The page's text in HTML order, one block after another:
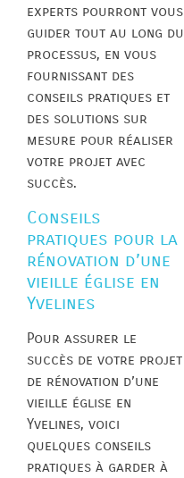
experts pourront vous
guider tout au long du
processus, en vous
fournissant des
conseils pratiques et
des solutions sur
mesure pour réaliser
votre projet avec
succès.
Conseils
pratiques pour la
rénovation d’une
vieille église en
Yvelines
Pour assurer le
succès de votre projet
de rénovation d’une
vieille église en
Yvelines, voici
quelques conseils
pratiques à garder à